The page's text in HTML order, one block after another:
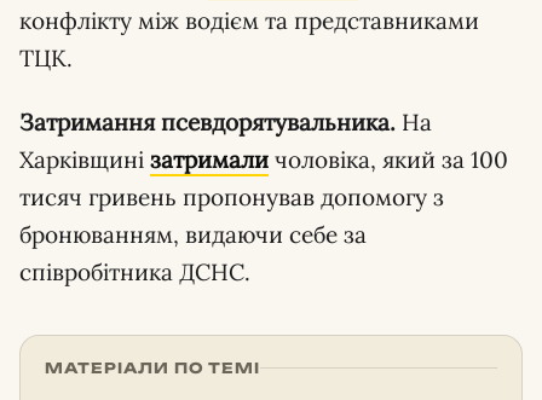
конфлікту між водієм та представниками
ТЦК.
Затримання псевдорятувальника. На
Харківщині затримали чоловіка, який за 100
тисяч гривень пропонував допомогу з
бронюванням, видаючи себе за
співробітника ДСНС.
МАТЕРІАЛИ ПО ТЕМІ